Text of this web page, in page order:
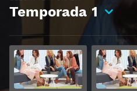
Temporada 1
Ver